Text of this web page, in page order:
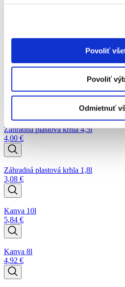
Povoliť
Povoliť
Odmietnuť
Pridať do košíka
Podobné produkty
Záhradná hadica EKONOMIK ½"
Od16,40€
Záhradná plastová krhla 4,5l
4,00 €
Záhradná plastová krhla 1,8l
3,08 €
Kanva 10l
5,84 €
Kanva 8l
4,92 €